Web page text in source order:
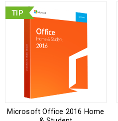
TIP
Microsoft Office 2016 Home